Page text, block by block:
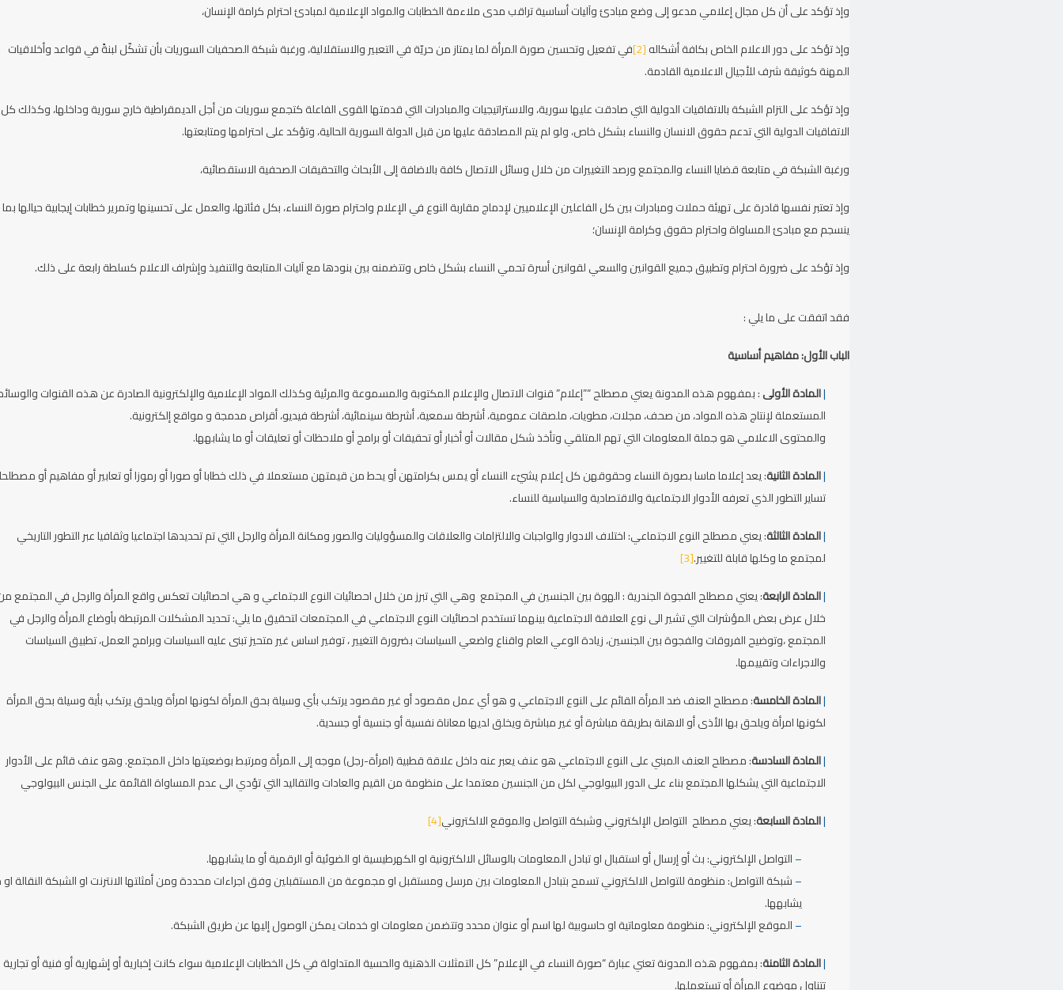
وإذ تؤكد على أن كل مجال إعلامي مدعو إلى وضع مبادئ وآليات أساسية تراقب مدى ملاءمة الخطابات والمواد الإعلامية لمبادئ احترام كرامة الإنسان،
وإذ تؤكد على دور الاعلام الخاص بكافة أشكاله[2] في تفعيل وتحسين صورة المرأة لما يمتاز من حريّة في التعبير والاستقلالية، ورغبة شبكة الصحفيات السوريات بأن تشكّل لبنةً في قواعد وأخلاقيات
المهنة كوثيقة شرف للأجيال الاعلامية القادمة.
وإذ تؤكد على التزام الشبكة بالاتفاقيات الدولية التي صادقت عليها سورية، والاستراتيجيات والمبادرات التي قدمتها القوى الفاعلة كتجمع سوريات من أجل الديمقراطية خارج سورية وداخلها، وكذلك كل
الاتفاقيات الدولية التي تدعم حقوق الانسان والنساء بشكل خاص، ولو لم يتم المصادقة عليها من قبل الدولة السورية الحالية، وتؤكد على احترامها ومتابعتها.
ورغبة الشبكة في متابعة قضايا النساء والمجتمع ورصد التغييرات من خلال وسائل الاتصال كافة بالاضافة إلى الأبحاث والتحقيقات الصحفية الاستقصائية،
وإذ تعتبر نفسها قادرة على تهيئة حملات ومبادرات بين كل الفاعلين الإعلاميين لإدماج مقاربة النوع في الإعلام واحترام صورة النساء، بكل فئاتها، والعمل على تحسينها وتمرير خطابات إيجابية حيالها بما
ينسجم مع مبادئ المساواة واحترام حقوق وكرامة الإنسان؛
وإذ تؤكد على ضرورة احترام وتطبيق جميع القوانين والسعي لقوانين أسرة تحمي النساء بشكل خاص وتتضمنه بين بنودها مع آليات المتابعة والتنفيذ وإشراف الاعلام كسلطة رابعة على ذلك.
فقد اتفقت على ما يلي :
الباب الأول: مفاهيم أساسية
|المادة الأولى: بمفهوم هذه المدونة يعني مصطلح “”إعلام” قنوات الاتصال والإعلام المكتوبة والمسموعة والمرئية وكذلك المواد الإعلامية والإلكترونية الصادرة عن هذه القنوات
المستعملة لإنتاج هذه المواد، من صحف، مجلات، مطويات، ملصقات عمومية، أشرطة سمعية، أشرطة سينمائية، أشرطة فيديو، أقراص مدمجة و مواقع إلكترونية.
والمحتوى الاعلامي هو جملة المعلومات التي تهم المتلقي وتأخذ شكل مقالات أو أخبار أو تحقيقات أو برامج أو ملاحظات أو تعليقات أو ما يشابهها.
|المادة الثانية: يعد إعلاما ماسا بصورة النساء وحقوقهن كل إعلام يشيّء النساء أو يمس بكرامتهن أو يحط من قيمتهن مستعملا في ذلك خطابا أو صورا أو رموزا أو تعابير أو مفاهيم أو
تساير التطور الذي تعرفه الأدوار الاجتماعية والاقتصادية والسياسية للنساء.
|المادة الثالثة: يعني مصطلح النوع الاجتماعي: اختلاف الادوار والواجبات والالتزامات والعلاقات والمسؤوليات والصور ومكانة المرأة والرجل التي تم تحديدها اجتماعيا وثقافيا عبر التطور التاريخي
لمجتمع ما وكلها قابلة للتغيير.[3]
|المادة الرابعة: يعني مصطلح الفجوة الجندرية : الهوة بين الجنسين في المجتمع وهي التي تبرز من خلال احصائيات النوع الاجتماعي و هي احصائيات تعكس واقع المرأة والرجل في المجتمع
خلال عرض بعض المؤشرات التي تشير الى نوع العلاقة الاجتماعية بينهما تستخدم احصائيات النوع الاجتماعي في المجتمعات لتحقيق ما يلي: تحديد المشكلات المرتبطة بأوضاع المرأة والرجل في
المجتمع ،وتوضيح الفروقات والفجوة بين الجنسين، زيادة الوعي العام واقناع واضعي السياسات بضرورة التغيير ، توفير اساس غير متحيز تبنى عليه السياسات وبرامج العمل، تطبيق السياسات
والاجراءات وتقييمها.
|المادة الخامسة: مصطلح العنف ضد المرأة القائم على النوع الاجتماعي و هو أي عمل مقصود أو غير مقصود يرتكب بأي وسيلة بحق المرأة لكونها امرأة ويلحق يرتكب بأية وسيلة بحق المرأة
لكونها امرأة ويلحق بها الأذى أو الاهانة بطريقة مباشرة أو غير مباشرة ويخلق لديها معاناة نفسية أو جنسية أو جسدية.
|المادة السادسة: مصطلح العنف المبني على النوع الاجتماعي هو عنف يعبر عنه داخل علاقة قطبية (امرأة-رجل) موجه إلى المرأة ومرتبط بوضعيتها داخل المجتمع. وهو عنف قائم على الأدوار
الاجتماعية التي يشكلها المجتمع بناء على الدور البيولوجي لكل من الجنسين معتمدا على منظومة من القيم والعادات والتقاليد التي تؤدي الى عدم المساواة القائمة على الجنس البيولوجي
|المادة السابعة: يعني مصطلح التواصل الإلكتروني وشبكة التواصل والموقع الالكتروني[4]
–التواصل الإلكتروني: بث أو إرسال أو استقبال او تبادل المعلومات بالوسائل الالكترونية او الكهرطيسية او الضوئية أو الرقمية أو ما يشابهها.
–شبكة التواصل: منظومة للتواصل الالكتروني تسمح بتبادل المعلومات بين مرسل ومستقبل او مجموعة من المستقبلين وفق اجراءات محددة ومن أمثلتها الانترنت او الشبكة النقالة او
يشابهها.
–الموقع الإلكتروني: منظومة معلوماتية او حاسوبية لها اسم أو عنوان محدد وتتضمن معلومات او خدمات يمكن الوصول إليها عن طريق الشبكة.
|المادة الثامنة: بمفهوم هذه المدونة تعني عبارة “صورة النساء في الإعلام” كل التمثلات الذهنية والحسية المتداولة في كل الخطابات الإعلامية سواء كانت إخبارية أو إشهارية أو فنية أو تجارية
تتناول موضوع المرأة أو تستعملها.